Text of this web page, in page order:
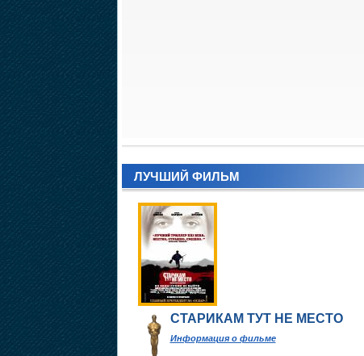
ЛУЧШИЙ ФИЛЬМ
СТАРИКАМ ТУТ НЕ МЕСТО
Информация о фильме